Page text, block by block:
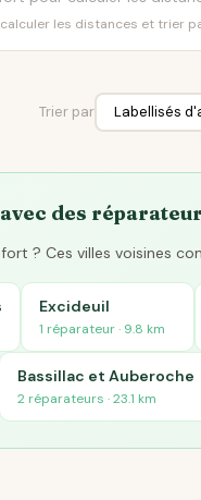
les distances et trier
Trier par
des
? Ces villes voisines
Excideuil
1 réparateur · 9.8 km
Bassillac et Auberoche
2 réparateurs · 23.1 km